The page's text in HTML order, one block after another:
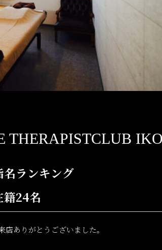
名ランキング
籍24名
ありがとうございました。